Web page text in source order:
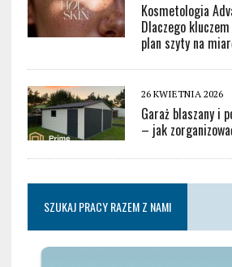
Kosmetologia
Dlaczego
plan szyty na
26 KWIETNIA 2026
Garaż blaszany i
– jak
SZUKAJ PRACY RAZEM Z NAMI